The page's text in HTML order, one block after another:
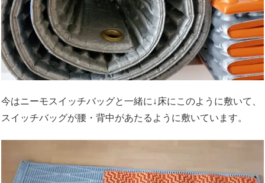
今はニーモスイッチバッグと一緒に↓床にこのように敷いて、
スイッチバッグが腰・背中があたるように敷いています。